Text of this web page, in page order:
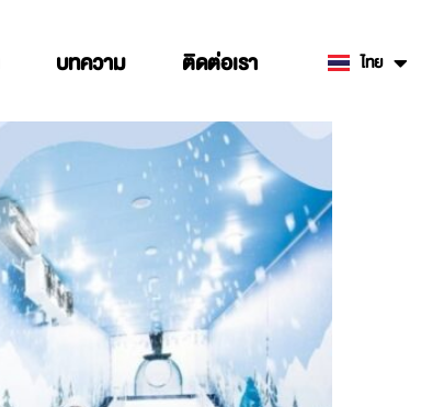
บทความ ติดต่อเรา ไทย
English